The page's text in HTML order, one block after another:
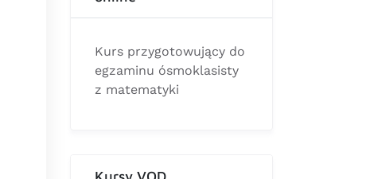
Kurs przygotowujący do
egzaminu ósmoklasisty
z matematyki